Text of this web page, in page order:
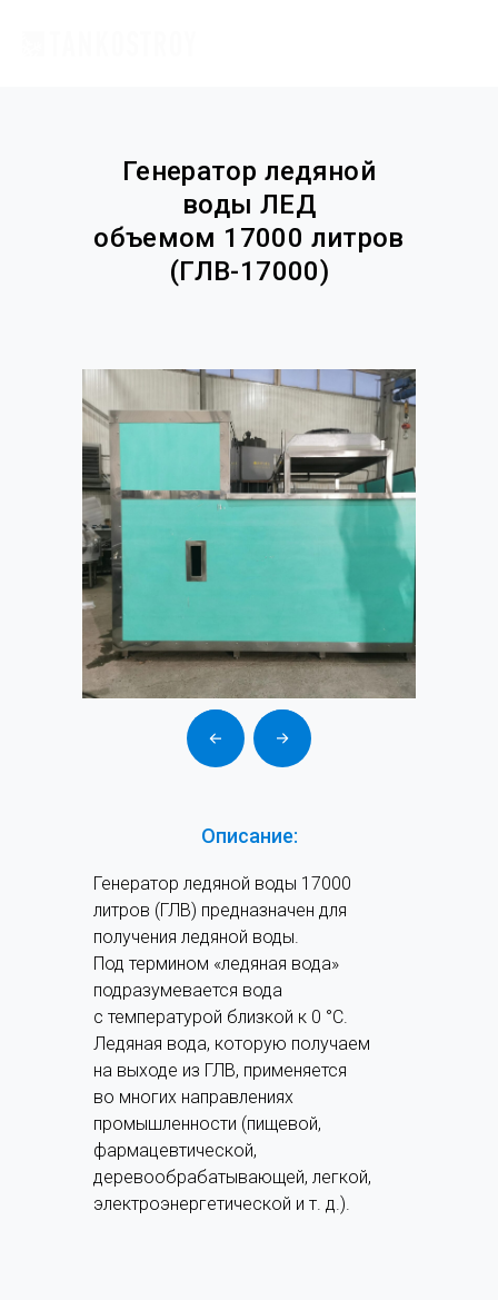
Генератор ледяной
воды ЛЕД
объемом 17000 литров
(ГЛВ-17000)
Описание:
Генератор ледяной воды 17000
литров (ГЛВ) предназначен для
получения ледяной воды.
Под термином «ледяная вода»
подразумевается вода
с температурой близкой к 0 °C.
Ледяная вода, которую получаем
на выходе из ГЛВ, применяется
во многих направлениях
промышленности (пищевой,
фармацевтической,
деревообрабатывающей, легкой,
электроэнергетической и т. д.).